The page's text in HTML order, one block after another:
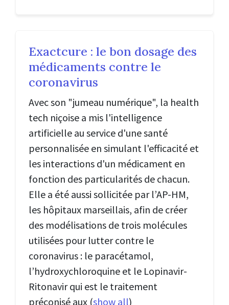
Exactcure : le bon dosage des
médicaments contre le
coronavirus
Avec son "jumeau numérique", la health
tech niçoise a mis l'intelligence
artificielle au service d'une santé
personnalisée en simulant l'efficacité et
les interactions d'un médicament en
fonction des particularités de chacun.
Elle a été aussi sollicitée par l’AP-HM,
les hôpitaux marseillais, afin de créer
des modélisations de trois molécules
utilisées pour lutter contre le
coronavirus : le paracétamol,
l’hydroxychloroquine et le Lopinavir-
Ritonavir qui est le traitement
préconisé aux (show all)